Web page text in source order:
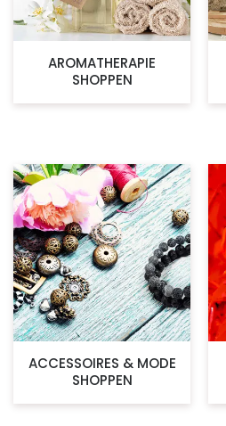
AROMATHERAPIE
SHOPPEN
ACCESSOIRES & MODE
SHOPPEN